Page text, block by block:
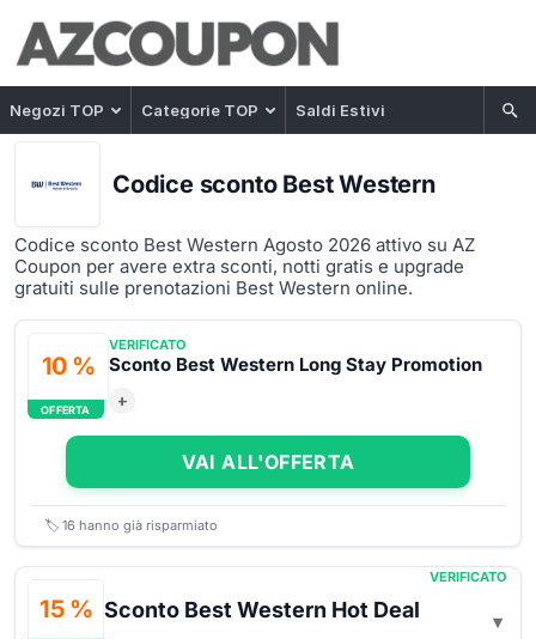
Negozi TOP Categorie TOP Saldi Estivi
Codice sconto Best Western
Codice sconto Best Western Agosto 2026 attivo su AZ
Coupon per avere extra sconti, notti gratis e upgrade
gratuiti sulle prenotazioni Best Western online.
10 %
OFFERTA
VERIFICATO
Sconto Best Western Long Stay Promotion
+
VAI ALL'OFFERTA
🏷️ 16 hanno già risparmiato
15 %
VERIFICATO
Sconto Best Western Hot Deal